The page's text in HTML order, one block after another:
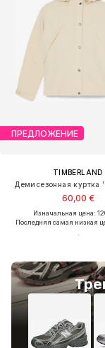
ПРЕДЛОЖЕНИЕ
TIMBERLAND
Демисезонная куртка
60,00 €
Изначальная цена:
Последняя самая низкая